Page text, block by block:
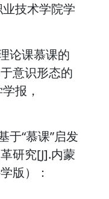
技术学院学
论课慕课的
意识形态的
报，
于“慕课”启发
研究[J].内蒙
版）：